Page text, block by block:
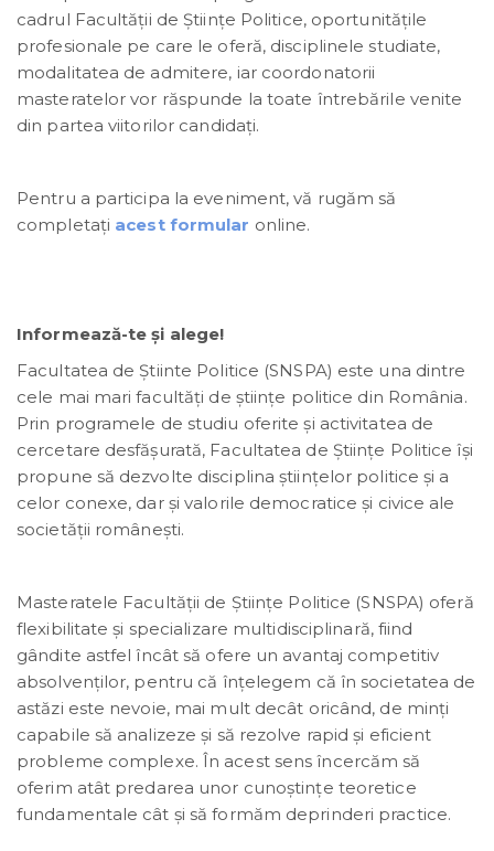
cadrul Facultății de Științe Politice, oportunităţile
profesionale pe care le oferă, disciplinele studiate,
modalitatea de admitere, iar coordonatorii
masteratelor vor răspunde la toate întrebările venite
din partea viitorilor candidaţi.
Pentru a participa la eveniment, vă rugăm să
completați acest formular online.
Informează-te și alege!
Facultatea de Ştiinte Politice (SNSPA) este una dintre
cele mai mari facultăţi de ştiinţe politice din România.
Prin programele de studiu oferite şi activitatea de
cercetare desfăşurată, Facultatea de Ştiinţe Politice îşi
propune să dezvolte disciplina ştiinţelor politice şi a
celor conexe, dar şi valorile democratice şi civice ale
societăţii româneşti.
Masteratele Facultăţii de Ştiinţe Politice (SNSPA) oferă
flexibilitate și specializare multidisciplinară, fiind
gândite astfel încât să ofere un avantaj competitiv
absolvenților, pentru că înțelegem că în societatea de
astăzi este nevoie, mai mult decât oricând, de minți
capabile să analizeze și să rezolve rapid și eficient
probleme complexe. În acest sens încercăm să
oferim atât predarea unor cunoștințe teoretice
fundamentale cât și să formăm deprinderi practice.